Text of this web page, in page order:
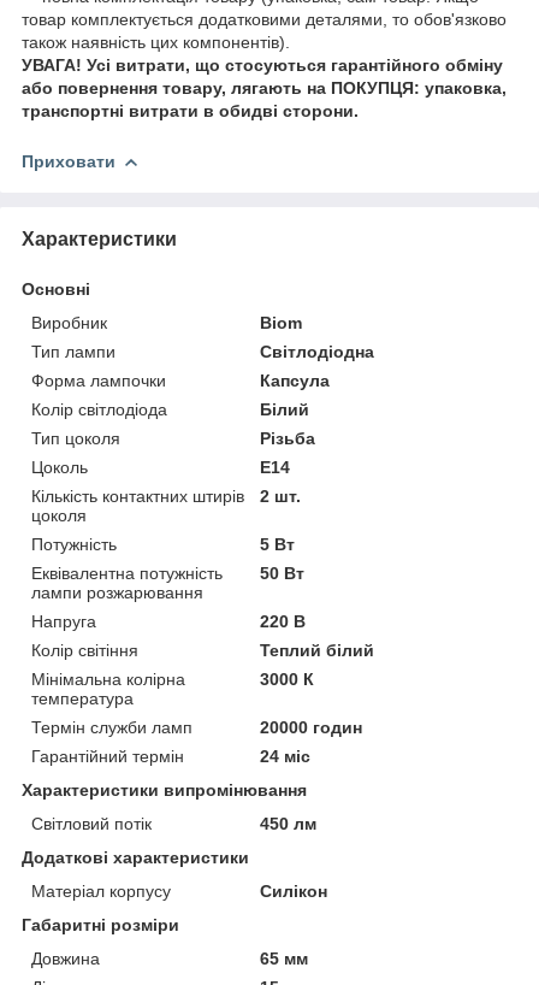
товар комплектується додатковими деталями, то обов'язково
також наявність цих компонентів).
УВАГА! Усі витрати, що стосуються гарантійного обміну
або повернення товару, лягають на ПОКУПЦЯ: упаковка,
транспортні витрати в обидві сторони.
Приховати
Характеристики
Основні
Виробник
Biom
Тип лампи
Світлодіодна
Форма лампочки
Капсула
Колір світлодіода
Білий
Тип цоколя
Різьба
Цоколь
E14
Кількість контактних штирів
цоколя
2 шт.
Потужність
5 Вт
Еквівалентна потужність
лампи розжарювання
50 Вт
Напруга
220 В
Колір світіння
Теплий білий
Мінімальна колірна
температура
3000 К
Термін служби ламп
20000 годин
Гарантійний термін
24 міс
Характеристики випромінювання
Світловий потік
450 лм
Додаткові характеристики
Матеріал корпусу
Силікон
Габаритні розміри
Довжина
65 мм